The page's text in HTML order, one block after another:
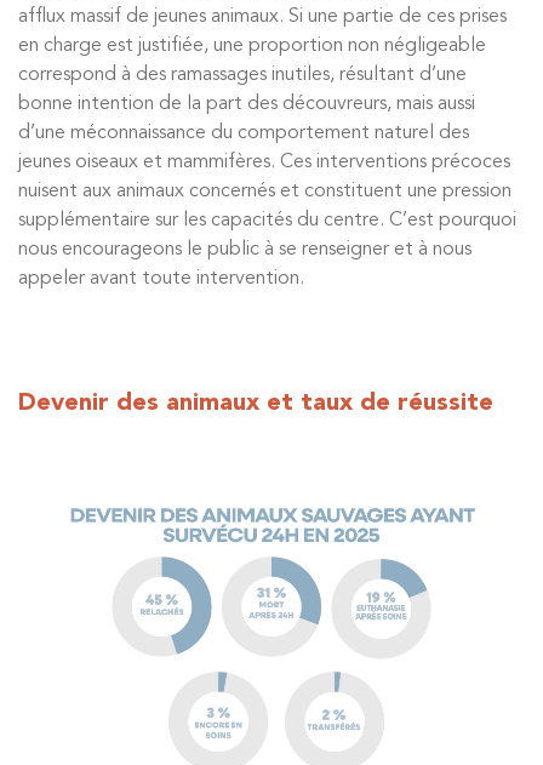
afflux massif de jeunes animaux. Si une partie de ces prises
en charge est justifiée, une proportion non négligeable
correspond à des ramassages inutiles, résultant d’une
bonne intention de la part des découvreurs, mais aussi
d’une méconnaissance du comportement naturel des
jeunes oiseaux et mammifères. Ces interventions précoces
nuisent aux animaux concernés et constituent une pression
supplémentaire sur les capacités du centre. C’est pourquoi
nous encourageons le public à se renseigner et à nous
appeler avant toute intervention.
Devenir des animaux et taux de réussite